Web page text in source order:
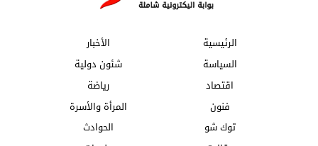
الرئيسية
الأخبار
السياسة
شئون دولية
اقتصاد
رياضة
فنون
المرأة والأسرة
توك شو
الحوادث